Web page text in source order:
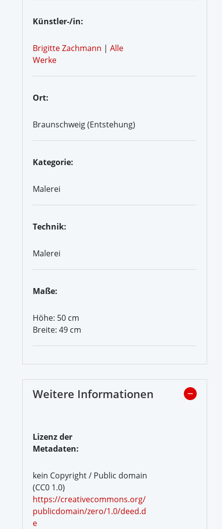
Künstler-/in:
Brigitte Zachmann | Alle
Werke
Ort:
Braunschweig (Entstehung)
Kategorie:
Malerei
Technik:
Malerei
Maße:
Höhe: 50 cm
Breite: 49 cm
Weitere Informationen
Lizenz der
Metadaten:
kein Copyright / Public domain
(CC0 1.0)
https://creativecommons.org/
publicdomain/zero/1.0/deed.d
e